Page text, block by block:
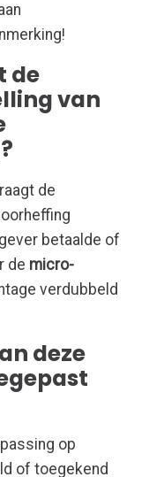
de
van
de
betaalde of
de micro-
verdubbeld
deze
op
of toegekend